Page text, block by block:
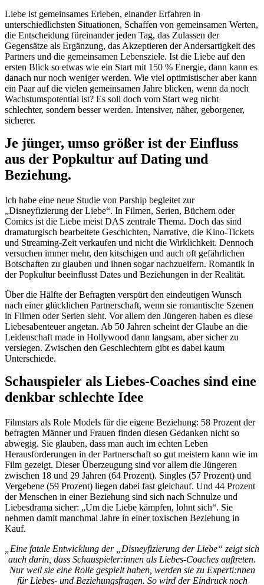
Liebe ist gemeinsames Erleben, einander Erfahren in
unterschiedlichsten Situationen, Schaffen von gemeinsamen Werten,
die Entscheidung füreinander jeden Tag, das Zulassen der
Gegensätze als Ergänzung, das Akzeptieren der Andersartigkeit des
Partners und die gemeinsamen Lebensziele. Ist die Liebe auf den
ersten Blick so etwas wie ein Start mit 150 % Energie, dann kann es
danach nur noch weniger werden. Wie viel optimistischer aber kann
ein Paar auf die vielen gemeinsamen Jahre blicken, wenn da noch
Wachstumspotential ist? Es soll doch vom Start weg nicht
schlechter, sondern besser werden. Intensiver, näher, geborgener,
sicherer.
Je jünger, umso größer ist der Einfluss
aus der Popkultur auf Dating und
Beziehung.
Ich habe eine neue Studie von Parship begleitet zur
„Disneyfizierung der Liebe“. In Filmen, Serien, Büchern oder
Comics ist die Liebe meist DAS zentrale Thema. Doch das sind
dramaturgisch bearbeitete Geschichten, Narrative, die Kino-Tickets
und Streaming-Zeit verkaufen und nicht die Wirklichkeit. Dennoch
versuchen immer mehr, den kitschigen und auch oft gefährlichen
Botschaften zu glauben und ihnen sogar nachzueifern. Romantik in
der Popkultur beeinflusst Dates und Beziehungen in der Realität.
Über die Hälfte der Befragten verspürt den eindeutigen Wunsch
nach einer glücklichen Partnerschaft, wenn sie romantische Szenen
in Filmen oder Serien sieht. Vor allem den Jüngeren haben es diese
Liebesabenteuer angetan. Ab 50 Jahren scheint der Glaube an die
Leidenschaft made in Hollywood dann langsam, aber sicher zu
versiegen. Zwischen den Geschlechtern gibt es dabei kaum
Unterschiede.
Schauspieler als Liebes-Coaches sind eine
denkbar schlechte Idee
Filmstars als Role Models für die eigene Beziehung: 58 Prozent der
befragten Männer und Frauen finden diesen Gedanken nicht so
abwegig. Sie glauben, dass man auch im echten Leben
Herausforderungen in der Partnerschaft so gut meistern kann wie im
Film gezeigt. Dieser Überzeugung sind vor allem die Jüngeren
zwischen 18 und 29 Jahren (64 Prozent). Singles (57 Prozent) und
Vergebene (59 Prozent) liegen dabei fast gleichauf. Und 44 Prozent
der Menschen in einer Beziehung sind sich nach Schnulze und
Liebesdrama sicher: „Um die Liebe kämpfen, lohnt sich“. Sie
nehmen damit manchmal Jahre in einer toxischen Beziehung in
Kauf.
„Eine fatale Entwicklung der „Disneyfizierung der Liebe“ zeigt sich
auch darin, dass Schauspieler:innen als Liebes-Coaches auftreten.
Nur weil sie eine Rolle gespielt haben, werden sie zu Experti:nnen
für Liebes- und Beziehungsfragen. So wird der Eindruck noch